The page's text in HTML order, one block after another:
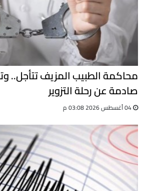
محاكمة الطبيب المزيف تتأجل..
صادمة عن رحلة التزوير